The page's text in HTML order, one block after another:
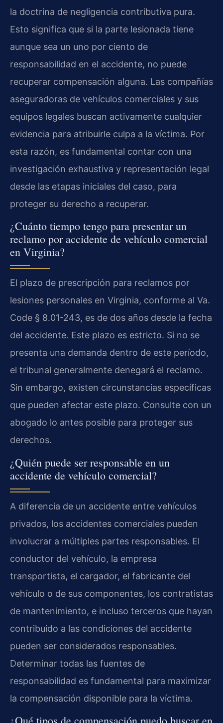
la doctrina de negligencia contributiva pura.
Esto significa que si la parte lesionada tiene
aunque sea un uno por ciento de
responsabilidad en el accidente, no puede
recuperar compensación alguna. Las compañías
aseguradoras de vehículos comerciales y sus
equipos legales buscan activamente cualquier
evidencia para atribuirle culpa a la víctima. Por
esta razón, es fundamental contar con una
investigación exhaustiva y representación legal
desde las etapas iniciales del caso, para
proteger su derecho a recuperar.
¿Cuánto tiempo tengo para presentar un
reclamo por accidente de vehículo comercial
en Virginia?
El plazo de prescripción para reclamos por
lesiones personales en Virginia, conforme al Va.
Code § 8.01-243, es de dos años desde la fecha
del accidente. Este plazo es estricto. Si no se
presenta una demanda dentro de este período,
el tribunal generalmente denegará el reclamo.
Sin embargo, existen circunstancias específicas
que pueden afectar este plazo. Consulte con un
abogado lo antes posible para proteger sus
derechos.
¿Quién puede ser responsable en un
accidente de vehículo comercial?
A diferencia de un accidente entre vehículos
privados, los accidentes comerciales pueden
involucrar a múltiples partes responsables. El
conductor del vehículo, la empresa
transportista, el cargador, el fabricante del
vehículo o de sus componentes, los contratistas
de mantenimiento, e incluso terceros que hayan
contribuido a las condiciones del accidente
pueden ser considerados responsables.
Determinar todas las fuentes de
responsabilidad es fundamental para maximizar
la compensación disponible para la víctima.